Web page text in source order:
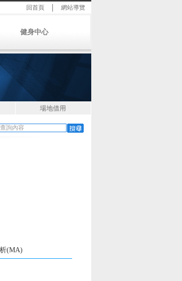
回首頁│ 網站導覽
健身中心
場地借用
(MA)